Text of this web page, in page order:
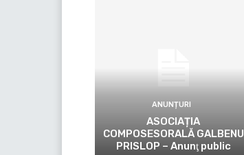
ANUNȚURI
ASOCIAȚIA
COMPOSESORALĂ GALBENU
PRISLOP – Anunţ public